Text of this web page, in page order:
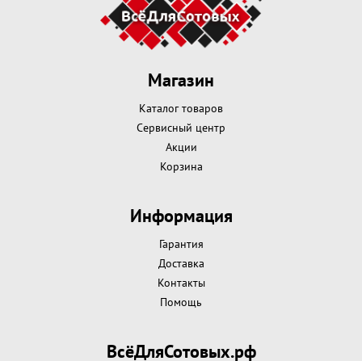
Магазин
Каталог товаров
Сервисный центр
Акции
Корзина
Информация
Гарантия
Доставка
Контакты
Помощь
ВсёДляСотовых.рф